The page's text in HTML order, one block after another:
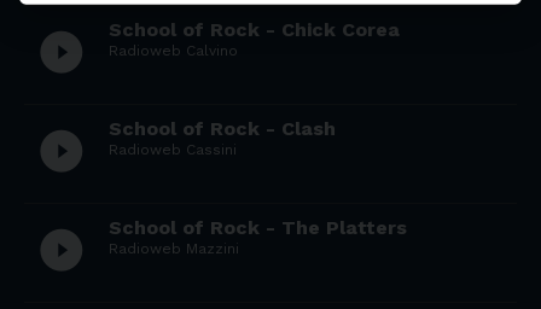
play_circle_filled School of Rock - Chick Corea
Radioweb Calvino
play_circle_filled School of Rock - Clash
Radioweb Cassini
play_circle_filled School of Rock - The Platters
Radioweb Mazzini